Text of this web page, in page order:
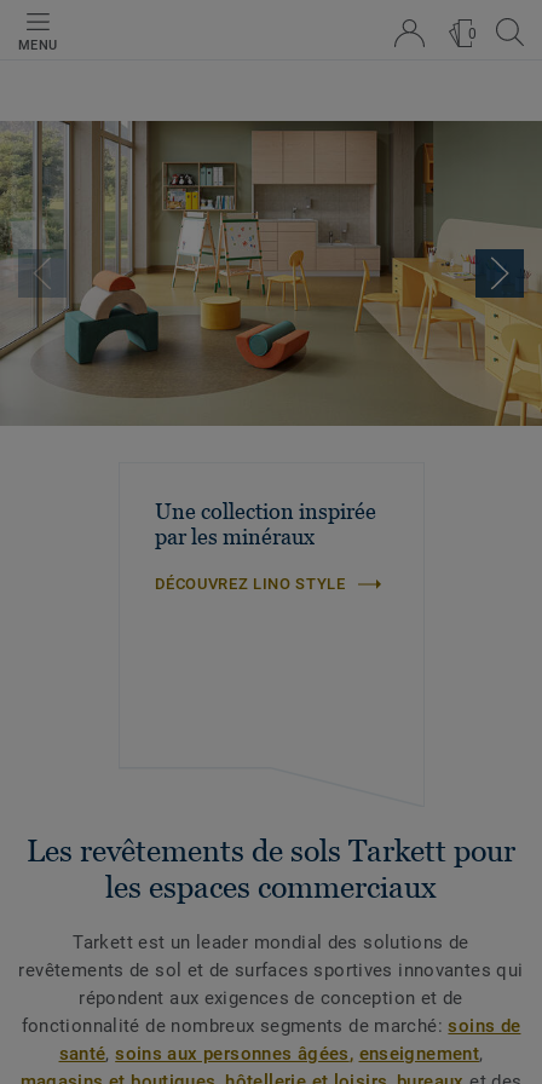
MENU
0
Une collection inspirée
par les minéraux
DÉCOUVREZ LINO STYLE
Les revêtements de sols Tarkett pour
les espaces commerciaux
Tarkett est un leader mondial des solutions de
revêtements de sol et de surfaces sportives innovantes qui
répondent aux exigences de conception et de
fonctionnalité de nombreux segments de marché:soins de
santé,soins aux personnes âgées, enseignement,